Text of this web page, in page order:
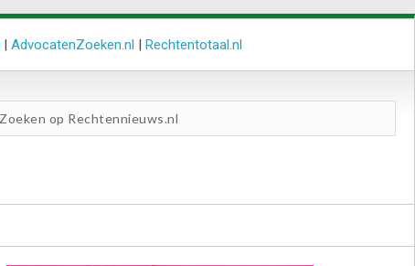
| AdvocatenZoeken.nl | Rechtentotaal.nl